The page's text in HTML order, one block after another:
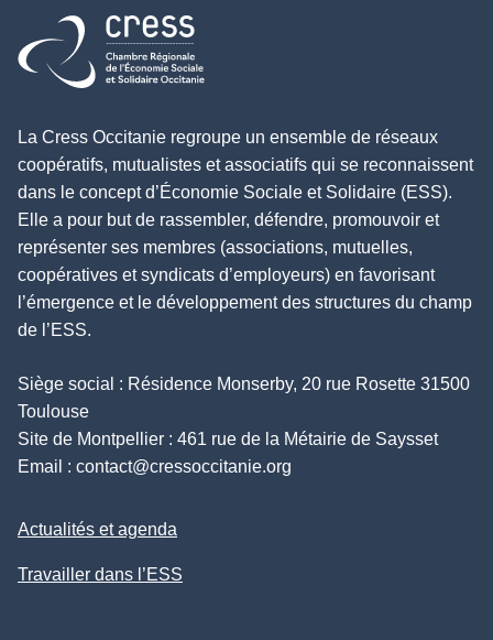
Retour à l'accueil
La Cress Occitanie regroupe un ensemble de réseaux
coopératifs, mutualistes et associatifs qui se reconnaissent
dans le concept d’Économie Sociale et Solidaire (ESS).
Elle a pour but de rassembler, défendre, promouvoir et
représenter ses membres (associations, mutuelles,
coopératives et syndicats d’employeurs) en favorisant
l’émergence et le développement des structures du champ
de l’ESS.
Siège social : Résidence Monserby, 20 rue Rosette 31500
Toulouse
Site de Montpellier : 461 rue de la Métairie de Saysset
Email : contact@cressoccitanie.org
Actualités et agenda
Travailler dans l’ESS